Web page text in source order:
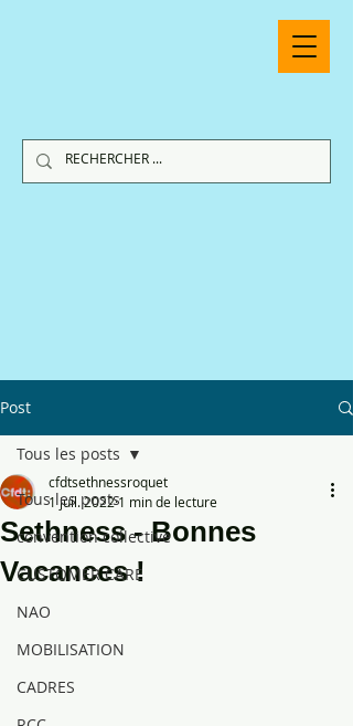
Post
Tous les posts
convention collective
CUSTOMER CARE
NAO
MOBILISATION
CADRES
Tous les posts
Sethness - Bonnes
Vacances !
cfdtsethnessroquet
1 juil. 20221 min de lecture